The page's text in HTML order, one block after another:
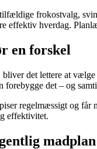
frokostvalg,
effektiv hverdag.
en forskel
det lettere at
det – og
regelmæssigt og
effektivitet.
madplan